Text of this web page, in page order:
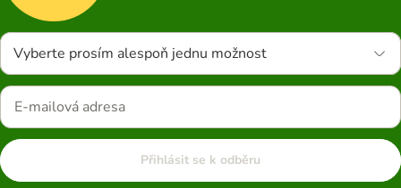
Vyberte prosím alespoň jednu možnost
Přihlásit se k odběru